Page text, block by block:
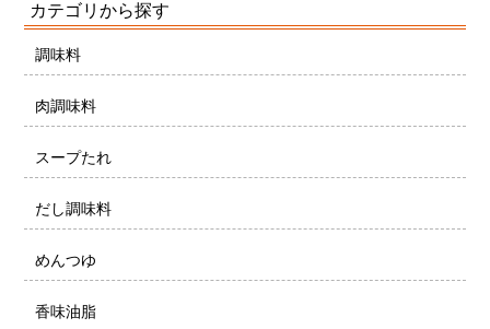
カテゴリから探す
調味料
肉調味料
スープたれ
だし調味料
めんつゆ
香味油脂